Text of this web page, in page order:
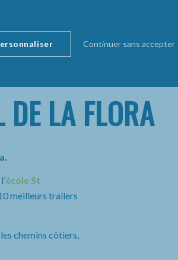
DE LA FLORA
école St
meilleurs trailers
chemins côtiers,
Continuer sans accepter